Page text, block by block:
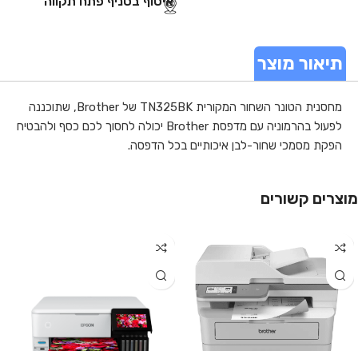
תיאור מוצר
מחסנית הטונר השחור המקורית TN325BK של Brother, שתוכננה
לפעול בהרמוניה עם מדפסת Brother יכולה לחסוך לכם כסף ולהבטיח
הפקת מסמכי שחור-לבן איכותיים בכל הדפסה.
מוצרים קשורים